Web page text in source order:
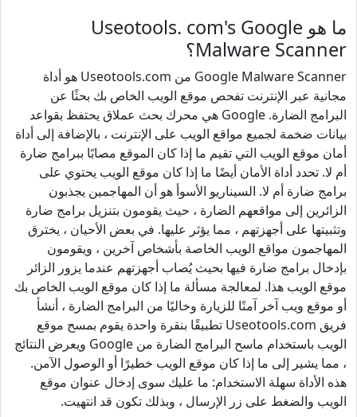
ما هو Useotools. com's Google
Malware Scanner؟
Google Malware Scanner من Useotools.com هو أداة
مجانية عبر الإنترنت تفحص موقع الويب الخاص بك بحثًا عن
البرامج الضارة. Google هي محرك بحث عملاق يحتفظ بقواعد
بيانات ضخمة لجميع مواقع الويب على الإنترنت ، بالإضافة إلى أداة
أمان موقع الويب التي تقيم ما إذا كان الموقع مصابًا ببرامج ضارة
أم لا. تحدد أداة الأمان أيضًا ما إذا كان موقع الويب يحتوي على
برامج ضارة أم لا. السيناريو الأسوأ هو أن المهاجمين يجذبون
الزائرين إلى مواقعهم الضارة ، حيث يقومون بتنزيل برامج ضارة
وتثبيتها على أجهزتهم ، مما يؤثر عليها. في بعض الأحيان ، يخترق
المهاجمون مواقع الويب الخاصة بأشخاص آخرين ، ويقومون
بإدخال برامج ضارة فيها بحيث يُصاب أجهزتهم عندما يزور الزائر
موقع الويب هذا. لمعالجة مسألة ما إذا كان موقع الويب الخاص بك
أو موقع ويب آخر آمنًا للزيارة وخاليًا من البرامج الضارة ، أنشأ
فريق Useotools.com تطبيقًا بنقرة واحدة يقوم بمسح موقع
الويب باستخدام ماسح البرامج الضارة من Google ويعرض النتائج
، مما يشير إلى ما إذا كان موقع الويب خطيرًا أو الوصول الآمن.
هذه الأداة سهلة الاستخدام: ما عليك سوى إدخال عنوان موقع
الويب والضغط على زر الإرسال ، وبذلك تكون قد انتهيت.